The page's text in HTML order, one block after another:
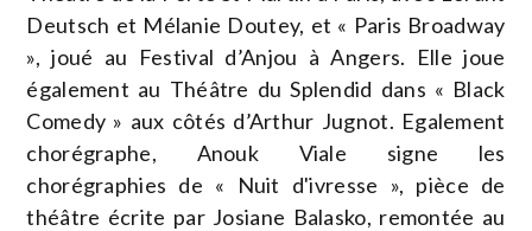
Deutsch et Mélanie Doutey, et « Paris Broadway
», joué au Festival d’Anjou à Angers. Elle joue
également au Théâtre du Splendid dans « Black
Comedy » aux côtés d’Arthur Jugnot. Egalement
chorégraphe, Anouk Viale signe les
chorégraphies de « Nuit d'ivresse », pièce de
théâtre écrite par Josiane Balasko, remontée au